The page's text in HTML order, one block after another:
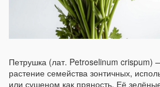
Петрушка (лат. Petroselinum crispum)
растение семейства зонтичных,
или сушеном как пряность. Её